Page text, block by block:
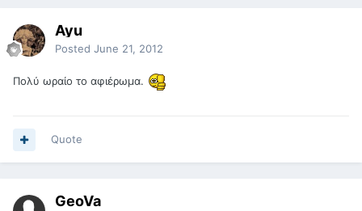
Ayu
Posted June 21, 2012
Πολύ ωραίο το αφιέρωμα.
Quote
GeoVa